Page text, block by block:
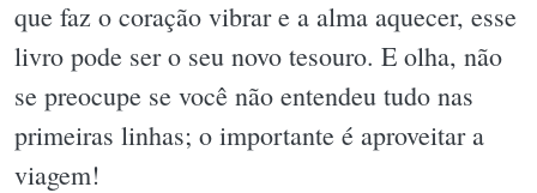
que faz o coração vibrar e a alma aquecer, esse
livro pode ser o seu novo tesouro. E olha, não
se preocupe se você não entendeu tudo nas
primeiras linhas; o importante é aproveitar a
viagem!